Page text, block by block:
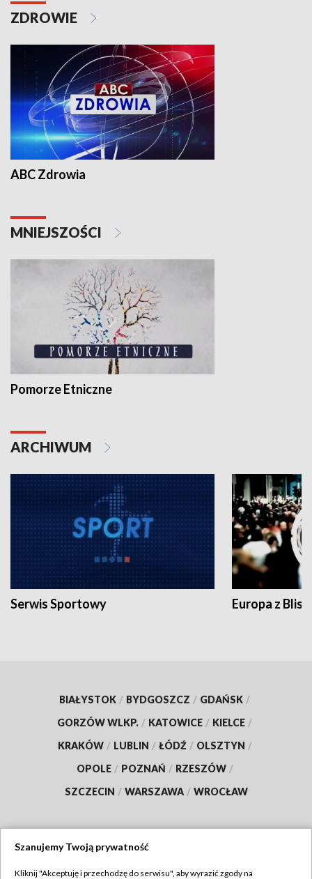
ZDROWIE
ABC Zdrowia
MNIEJSZOŚCI
Pomorze Etniczne
ARCHIWUM
Serwis Sportowy Europa z
BIAŁYSTOK / BYDGOSZCZ / GDAŃSK /
GORZÓW WLKP. / KATOWICE / KIELCE /
KRAKÓW / LUBLIN / ŁÓDŹ / OLSZTYN /
OPOLE / POZNAŃ / RZESZÓW /
SZCZECIN / WARSZAWA / WROCŁAW
Szanujemy Twoją prywatność
Kliknij "Akceptuję i przechodzę do serwisu", aby wyrazić zgody na